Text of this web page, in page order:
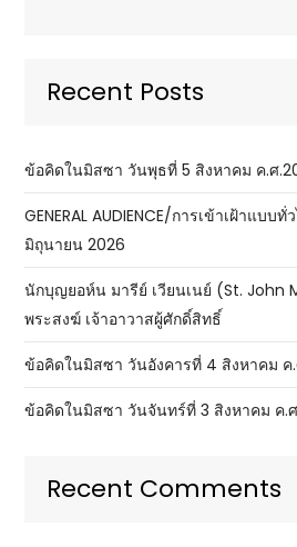
Recent Posts
ข้อคิดในมิสซา วันพุธที่ 5 สิงหาคม ค.ศ
GENERAL AUDIENCE/การเข้าเฝ้าแบบ
มิถุนายน 2026
นักบุญยอห์น มารีย์ เวียนเนย์ (St. John
พระสงฆ์ เจ้าอาวาสผู้ศักดิ์สิทธิ์
ข้อคิดในมิสซา วันอังคารที่ 4 สิงหาคม ค
ข้อคิดในมิสซา วันจันทร์ที่ 3 สิงหาคม ค.
Recent Comments